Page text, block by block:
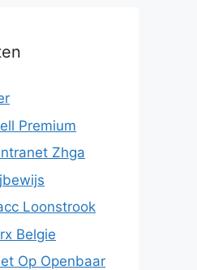
Premium
Zhga
Loonstrook
Belgie
Op Openbaar